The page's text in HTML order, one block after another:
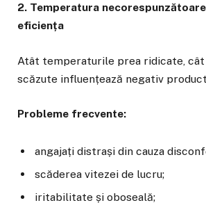
2. Temperatura
eficiența
Atât temperaturile prea ridicate,
scăzute influențează negativ
Probleme frecvente:
angajați distrași din cauza
scăderea vitezei de lucru;
iritabilitate și oboseală;